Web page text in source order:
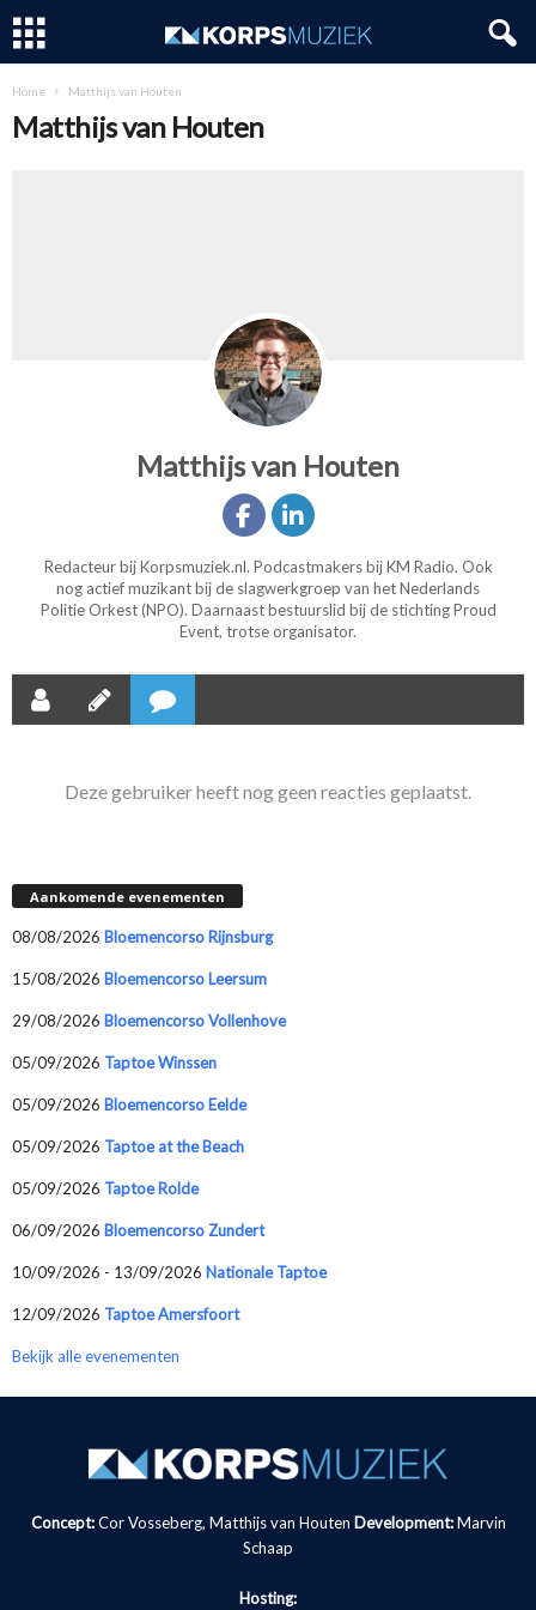
Home Matthijs van Houten
Matthijs van Houten
Matthijs van Houten
Redacteur bij Korpsmuziek.nl. Podcastmakers bij KM Radio. Ook
nog actief muzikant bij de slagwerkgroep van het Nederlands
Politie Orkest (NPO). Daarnaast bestuurslid bij de stichting Proud
Event, trotse organisator.
Deze gebruiker heeft nog geen reacties geplaatst.
Aankomende evenementen
08/08/2026 Bloemencorso Rijnsburg
15/08/2026 Bloemencorso Leersum
29/08/2026 Bloemencorso Vollenhove
05/09/2026 Taptoe Winssen
05/09/2026 Bloemencorso Eelde
05/09/2026 Taptoe at the Beach
05/09/2026 Taptoe Rolde
06/09/2026 Bloemencorso Zundert
10/09/2026 - 13/09/2026 Nationale Taptoe
12/09/2026 Taptoe Amersfoort
Bekijk alle evenementen
Concept:Cor Vosseberg, Matthijs van Houten Development: Marvin
Schaap
Hosting: